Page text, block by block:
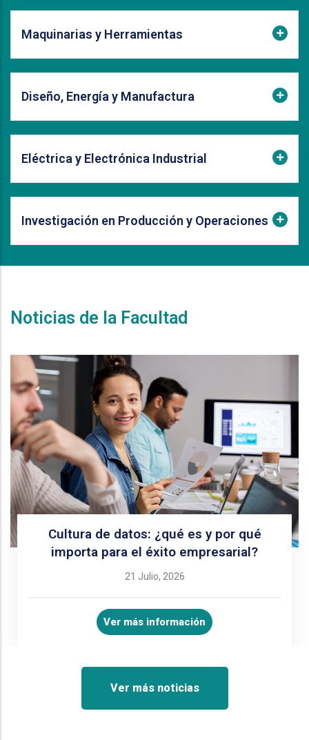
Maquinarias y Herramientas
Diseño, Energía y Manufactura
Eléctrica y Electrónica Industrial
Investigación en Producción y Operaciones
Noticias de la Facultad
Cultura de datos: ¿qué es y por qué
importa para el éxito empresarial?
21 Julio, 2026
Ver más información
Ver más noticias